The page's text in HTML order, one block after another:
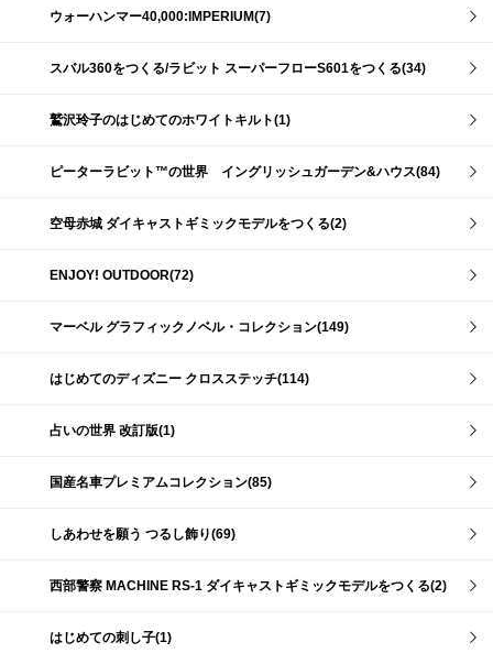
ウォーハンマー40,000:IMPERIUM(7)
スバル360をつくる/ラビット スーパーフローS601をつくる(34)
鷲沢玲子のはじめてのホワイトキルト(1)
ピーターラビット™の世界 イングリッシュガーデン&ハウス(84)
空母赤城 ダイキャストギミックモデルをつくる(2)
ENJOY! OUTDOOR(72)
マーベル グラフィックノベル・コレクション(149)
はじめてのディズニー クロスステッチ(114)
占いの世界 改訂版(1)
国産名車プレミアムコレクション(85)
しあわせを願う つるし飾り(69)
西部警察 MACHINE RS-1 ダイキャストギミックモデルをつくる(2)
はじめての刺し子(1)